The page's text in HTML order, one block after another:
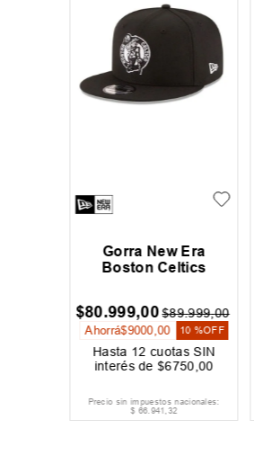
Gorra New Era
Boston Celtics
$80.999,00 $89.999,00
Ahorrá$9000,00 10 %OFF
Hasta 12 cuotas SIN
interés de$6750,00
Precio sin impuestos nacionales:
$ 66.941,32